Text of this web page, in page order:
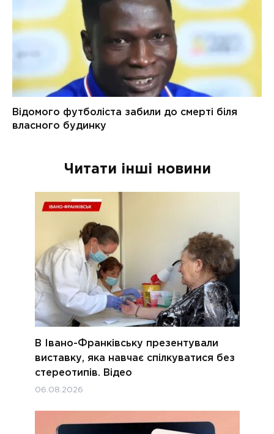
Читати інші новини
В Івано-Франківську презентували
виставку, яка навчає спілкуватися без
стереотипів. Відео
06.08.2026